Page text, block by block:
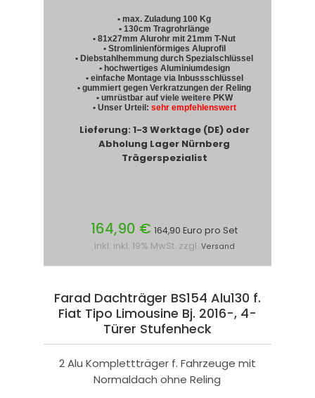
• max. Zuladung 100 Kg
• 130cm Tragrohrlänge
• 81x27mm Alurohr mit 21mm T-Nut
• Stromlinienförmiges Aluprofil
• Diebstahlhemmung durch Spezialschlüssel
• hochwertiges Aluminiumdesign
• einfache Montage via Inbussschlüssel
• gummiert gegen Verkratzungen der Reling
• umrüstbar auf viele weitere PKW
• Unser Urteil: sehr empfehlenswert
Lieferung: 1-3 Werktage (DE) oder
Abholung Lager Nürnberg
Trägerspezialist
164,90 € 164,90 Euro pro Set
inkl. inkl. 19% MwSt. zzgl. Versand
Farad Dachträger BS154 Alu130 f.
Fiat Tipo Limousine Bj. 2016-, 4-
Türer Stufenheck
2 Alu Komplettträger f. Fahrzeuge mit
Normaldach ohne Reling